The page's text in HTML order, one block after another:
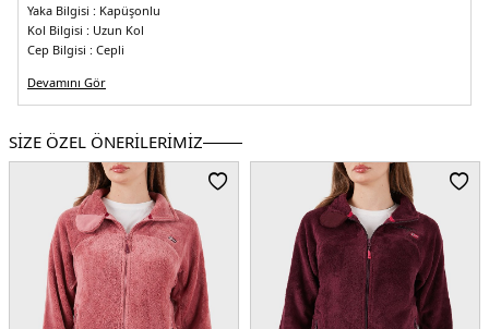
Yaka Bilgisi : Kapüşonlu
Kol Bilgisi : Uzun Kol
Cep Bilgisi : Cepli
Detay : -Marka logosu
-Yumuşak konforlu ve ergonomik yapıya sahip-Rüzgara ve soğuğa karşı
Manken Ölçüsü :Kilo : 52 kg / Boy : 1.79 cm / Göğüs : 81 cm / Bel : 60 cm /
Basen : 90 cm / Beden : S
Üretim Yeri :Türkiye
5DK2UPALOOD.16
Devamını Gör
SİZE ÖZEL ÖNERİLERİMİZ